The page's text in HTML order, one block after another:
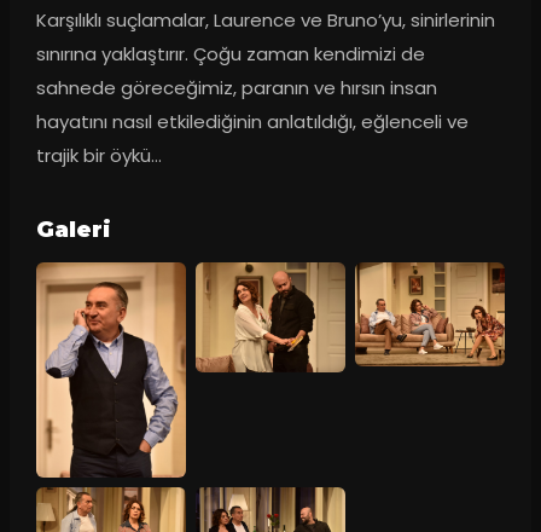
Karşılıklı suçlamalar, Laurence ve Bruno’yu, sinirlerinin
sınırına yaklaştırır. Çoğu zaman kendimizi de
sahnede göreceğimiz, paranın ve hırsın insan
hayatını nasıl etkilediğinin anlatıldığı, eğlenceli ve
trajik bir öykü…
Galeri